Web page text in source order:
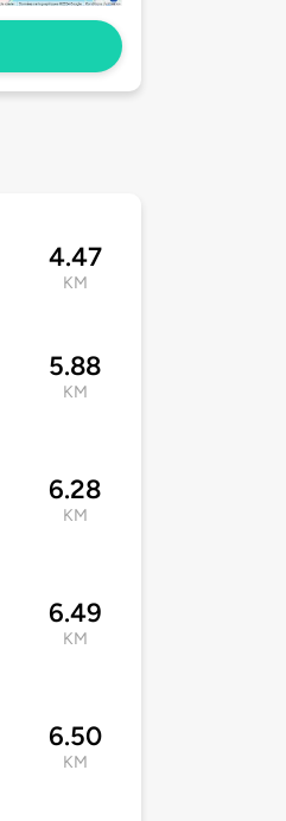
4.47
KM
5.88
KM
6.28
KM
6.49
KM
6.50
KM